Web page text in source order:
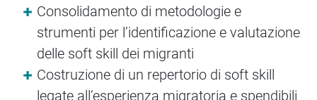
Consolidamento di metodologie e
strumenti per l’identificazione e valutazione
delle soft skill dei migranti
Costruzione di un repertorio di soft skill
legate all’esperienza migratoria e spendibili